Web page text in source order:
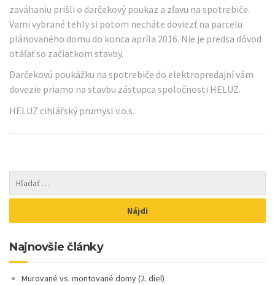
zaváhaniu prišli o darčekový poukaz a zľavu na spotrebiče.
Vami vybrané tehly si potom necháte doviezť na parcelu
plánovaného domu do konca apríla 2016. Nie je predsa dôvod
otáľať so začiatkom stavby.
Darčekovú poukážku na spotrebiče do elektropredajní vám
dovezie priamo na stavbu zástupca spoločnosti HELUZ.
HELUZ cihlářský prumysl v.o.s.
Najnovšie články
Murované vs. montované domy (2. diel)